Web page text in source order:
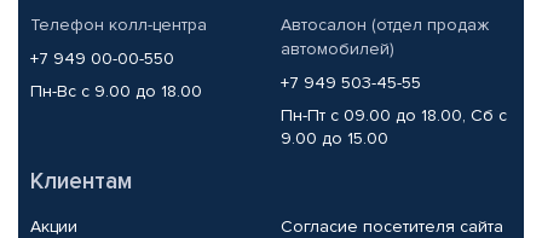
Телефон колл-центра
+7 949 00-00-550
Пн-Вс с 9.00 до 18.00
Автосалон (отдел продаж
автомобилей)
+7 949 503-45-55
Пн-Пт с 09.00 до 18.00, Сб с
9.00 до 15.00
Клиентам
Акции
Согласие посетителя сайта